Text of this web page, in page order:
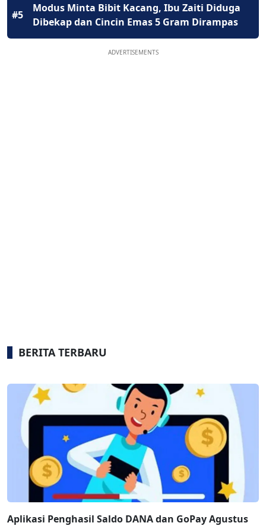
#5
Modus Minta Bibit Kacang, Ibu Zaiti Diduga
Dibekap dan Cincin Emas 5 Gram Dirampas
ADVERTISEMENTS
BERITA TERBARU
Aplikasi Penghasil Saldo DANA dan GoPay Agustus